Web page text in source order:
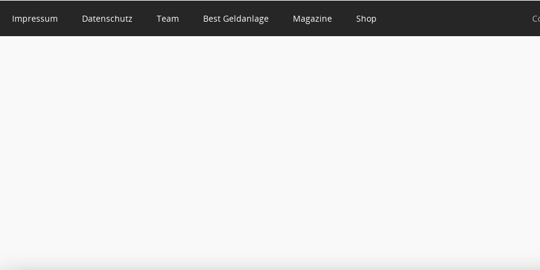
Impressum Datenschutz Team Best Geldanlage Magazine Shop